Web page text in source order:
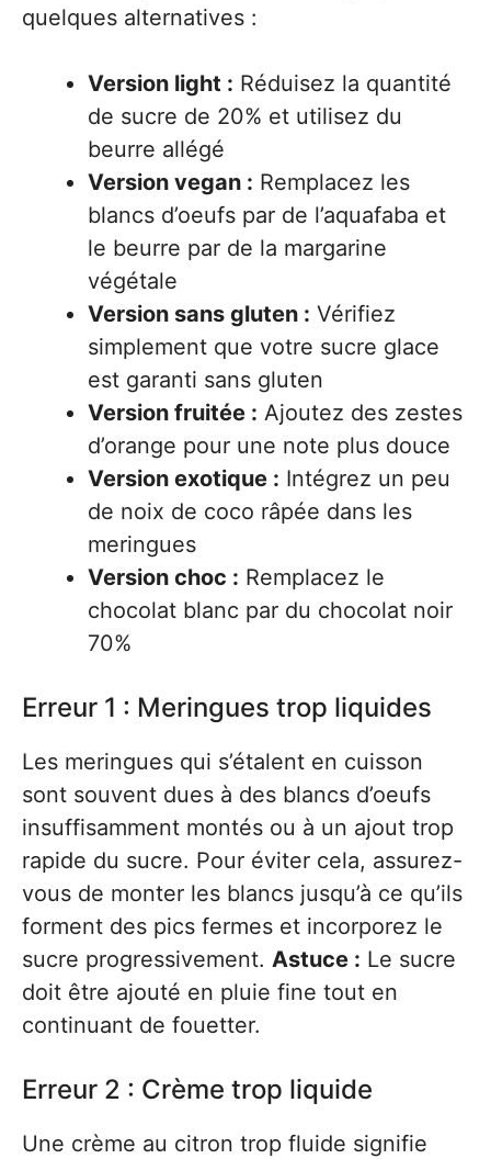
quelques alternatives :
Version light : Réduisez la quantité
de sucre de 20% et utilisez du
beurre allégé
Version vegan : Remplacez les
blancs d’oeufs par de l’aquafaba et
le beurre par de la margarine
végétale
Version sans gluten : Vérifiez
simplement que votre sucre glace
est garanti sans gluten
Version fruitée : Ajoutez des zestes
d’orange pour une note plus douce
Version exotique : Intégrez un peu
de noix de coco râpée dans les
meringues
Version choc : Remplacez le
chocolat blanc par du chocolat noir
70%
Erreur 1 : Meringues trop liquides
Les meringues qui s’étalent en cuisson
sont souvent dues à des blancs d’oeufs
insuffisamment montés ou à un ajout trop
rapide du sucre. Pour éviter cela, assurez-
vous de monter les blancs jusqu’à ce qu’ils
forment des pics fermes et incorporez le
sucre progressivement. Astuce : Le sucre
doit être ajouté en pluie fine tout en
continuant de fouetter.
Erreur 2 : Crème trop liquide
Une crème au citron trop fluide signifie